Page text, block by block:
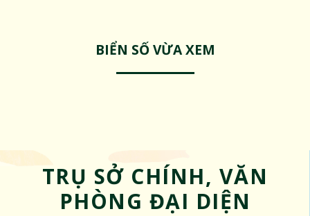
BIỂN SỐ VỪA XEM
TRỤ SỞ CHÍNH, VĂN
PHÒNG ĐẠI DIỆN